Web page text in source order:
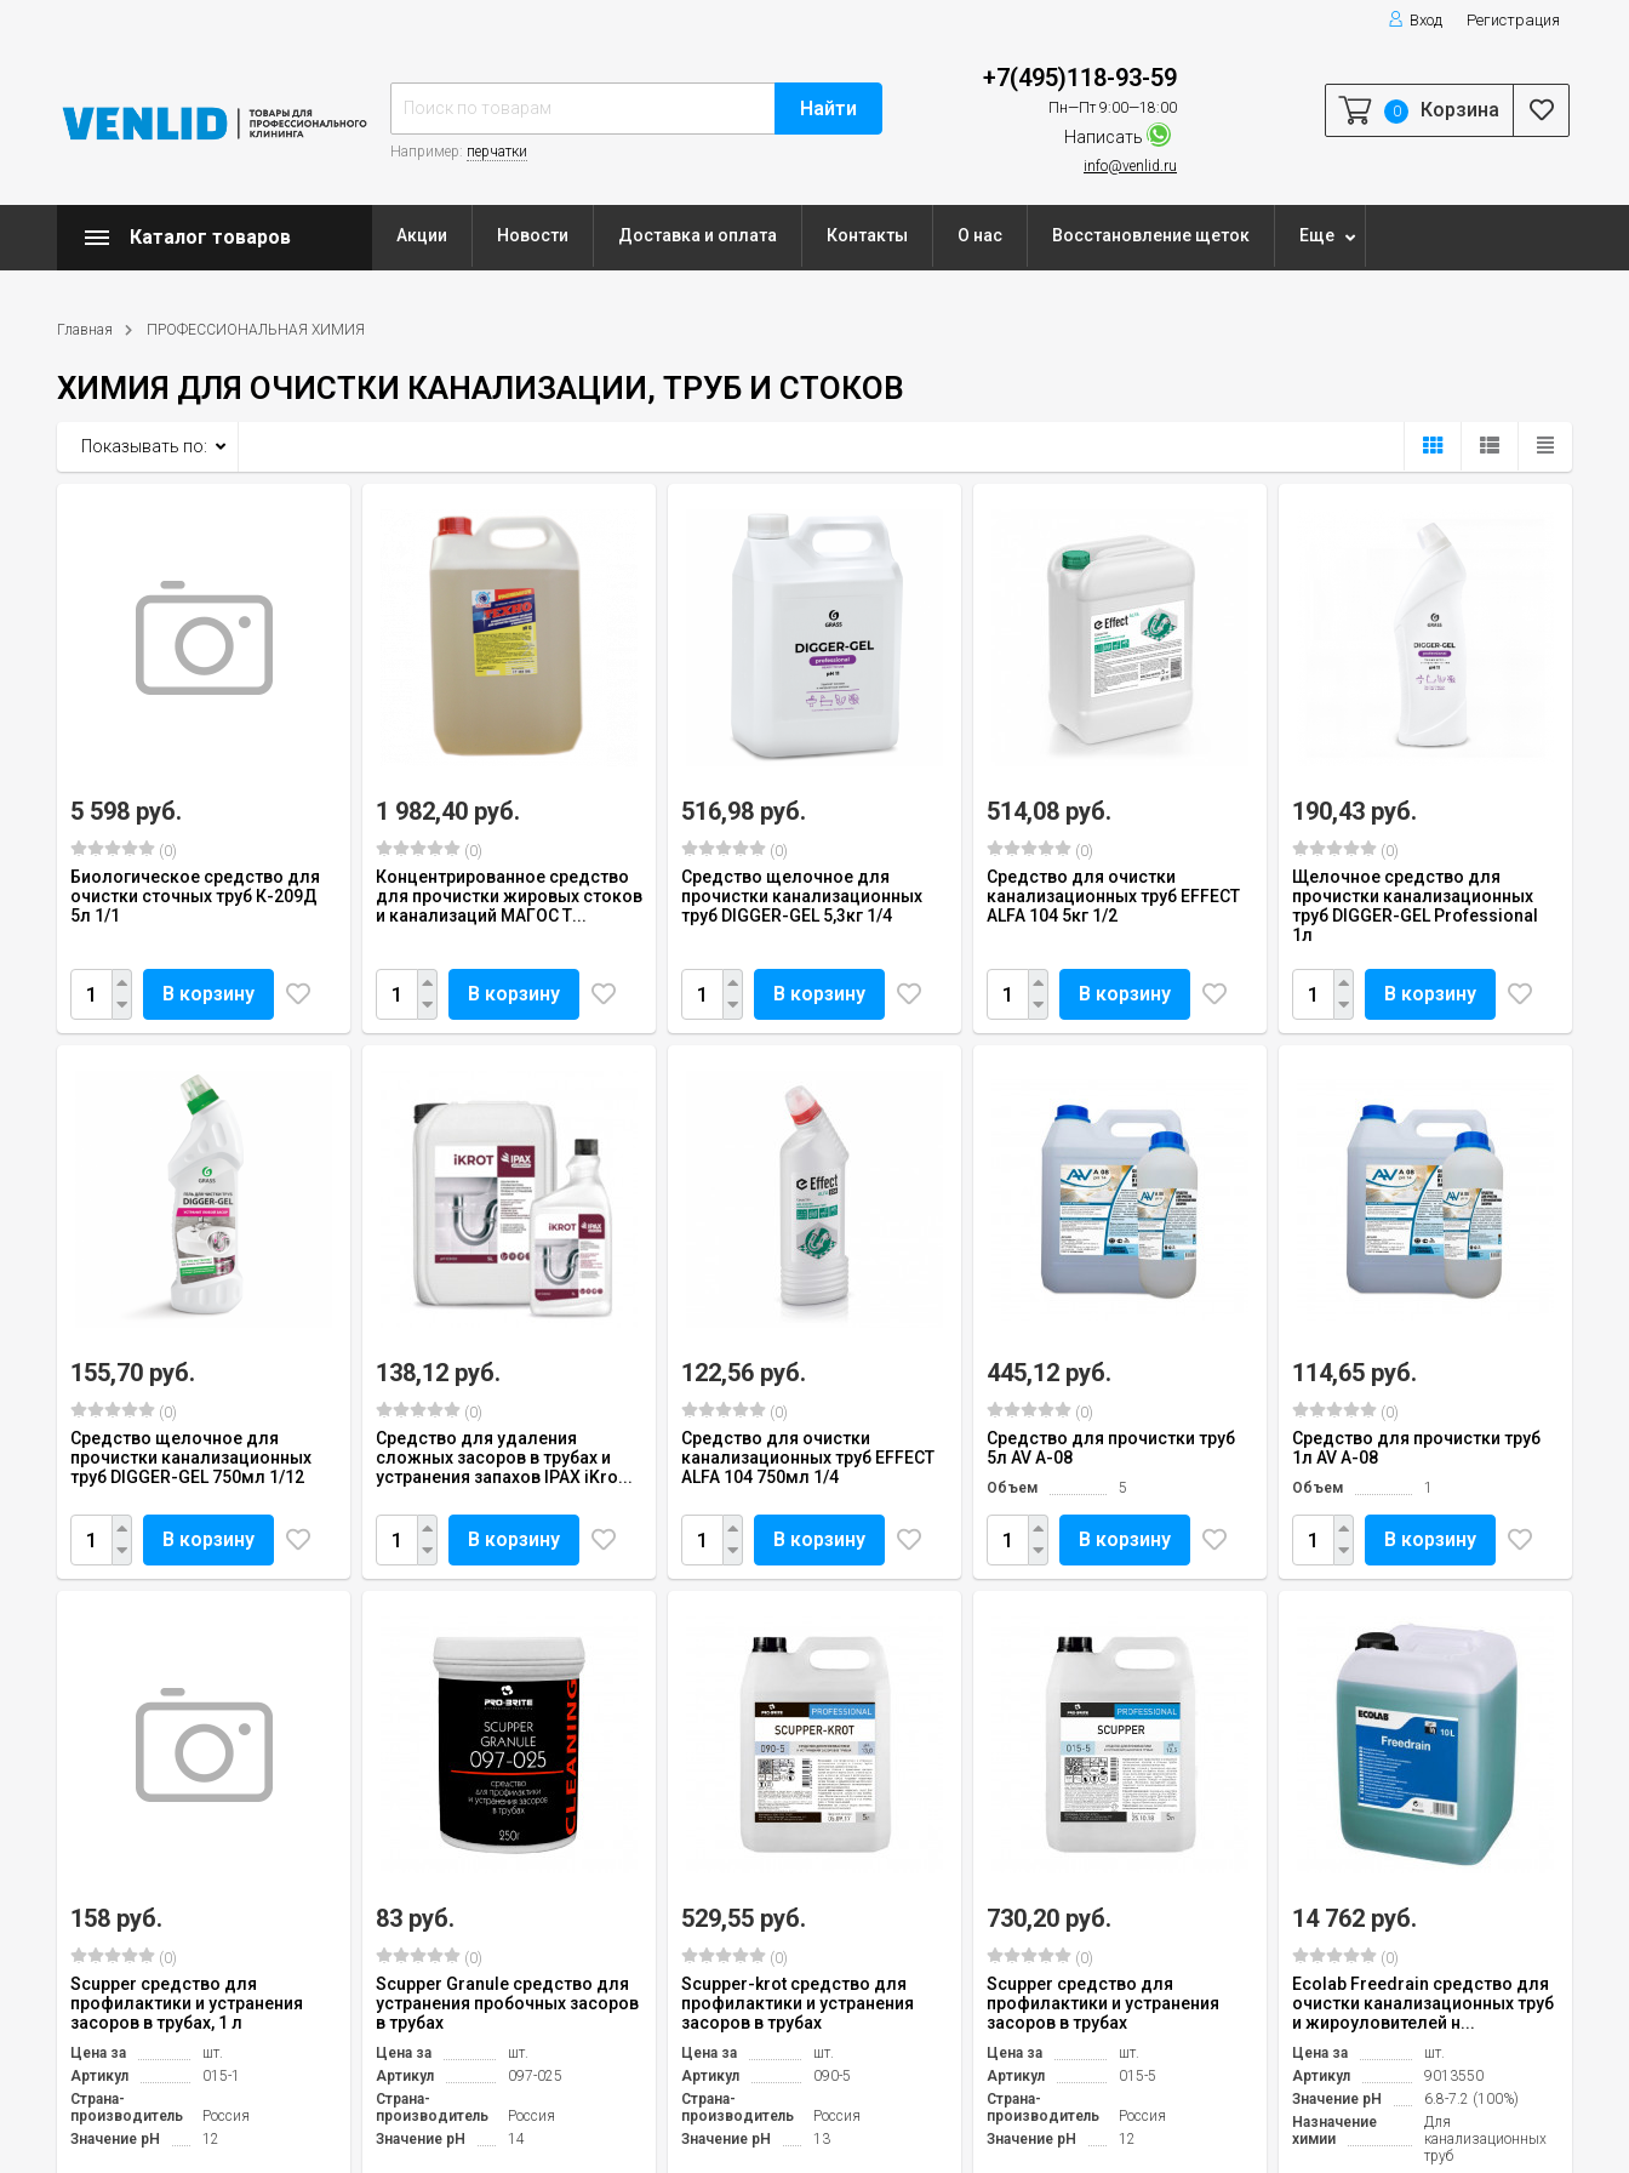
Вход Регистрация
Найти
Например: перчатки
+7(495)118-93-59
Пн—Пт 9:00—18:00
Написать
info@venlid.ru
0 Корзина
Каталог товаров Акции Новости Доставка и оплата Контакты О нас Восстановление щеток Еще
Главная ПРОФЕССИОНАЛЬНАЯ ХИМИЯ
ХИМИЯ ДЛЯ ОЧИСТКИ КАНАЛИЗАЦИИ, ТРУБ И СТОКОВ
Показывать по:
5 598 руб.
(0)
Биологическое средство для
очистки сточных труб К-209Д
5л 1/1
В корзину
1 982,40 руб.
(0)
Концентрированное средство
для прочистки жировых стоков
и канализаций МАГОС Т...
В корзину
516,98 руб.
(0)
Средство щелочное для
прочистки канализационных
труб DIGGER-GEL 5,3кг 1/4
В корзину
514,08 руб.
(0)
Средство для очистки
канализационных труб EFFECT
ALFA 104 5кг 1/2
В корзину
190,43 руб.
(0)
Щелочное средство для
прочистки канализационных
труб DIGGER-GEL Professional
1л
В корзину
155,70 руб.
(0)
Средство щелочное для
прочистки канализационных
труб DIGGER-GEL 750мл 1/12
В корзину
138,12 руб.
(0)
Средство для удаления
сложных засоров в трубах и
устранения запахов IPAX iKro...
В корзину
122,56 руб.
(0)
Средство для очистки
канализационных труб EFFECT
ALFA 104 750мл 1/4
В корзину
445,12 руб.
(0)
Средство для прочистки труб
5л AV A-08
Объем 5
В корзину
114,65 руб.
(0)
Средство для прочистки труб
1л AV A-08
Объем 1
В корзину
158 руб.
(0)
Scupper средство для
профилактики и устранения
засоров в трубах, 1 л
Цена за
шт.
Артикул
015-1
Страна-
производитель
Россия
Значение pH
12
83 руб.
(0)
Scupper Granule средство для
устранения пробочных засоров
в трубах
Цена за
шт.
Артикул
097-025
Страна-
производитель
Россия
Значение pH
14
529,55 руб.
(0)
Scupper-krot средство для
профилактики и устранения
засоров в трубах
Цена за
шт.
Артикул
090-5
Страна-
производитель
Россия
Значение pH
13
730,20 руб.
(0)
Scupper средство для
профилактики и устранения
засоров в трубах
Цена за
шт.
Артикул
015-5
Страна-
производитель
Россия
Значение pH
12
14 762 руб.
(0)
Ecolab Freedrain средство для
очистки канализационных труб
и жироуловителей н...
Цена за
шт.
Артикул
9013550
Значение pH
6.8-7.2 (100%)
Назначение
химии
Для
канализационных
труб